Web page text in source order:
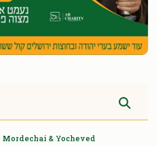
Mordechai & Yocheved